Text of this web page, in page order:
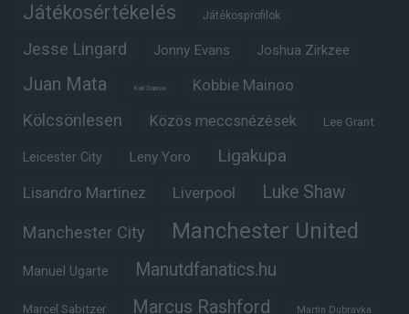
Játékosértékelés Játékosprofilok
Jesse Lingard Jonny Evans Joshua Zirkzee
Juan Mata Karl Darlow Kobbie Mainoo
Kölcsönlesen Közös meccsnézések Lee Grant
Leicester City Leny Yoro Ligakupa
Lisandro Martinez Liverpool Luke Shaw
Manchester City Manchester United
Manuel Ugarte Manutdfanatics.hu
Marcel Sabitzer Marcus Rashford Martin Dubravka